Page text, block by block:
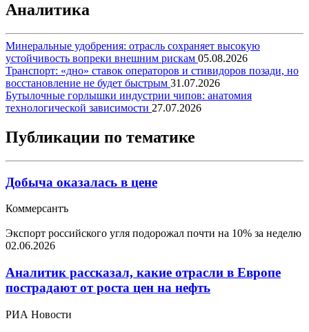
Аналитика
Минеральные удобрения: отрасль сохраняет высокую
устойчивость вопреки внешним рискам 05.08.2026
Транспорт: «дно» ставок операторов и стивидоров позади, но
восстановление не будет быстрым 31.07.2026
Бутылочные горлышки индустрии чипов: анатомия
технологической зависимости 27.07.2026
Публикации по тематике
Добыча оказалась в цене
Коммерсантъ
Экспорт российского угля подорожал почти на 10% за неделю
02.06.2026
Аналитик рассказал, какие отрасли в Европе
пострадают от роста цен на нефть
РИА Новости